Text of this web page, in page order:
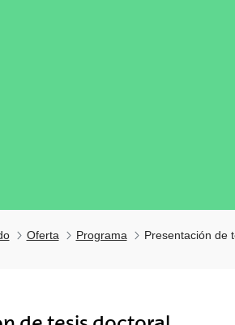
Oferta Programa Presentación de